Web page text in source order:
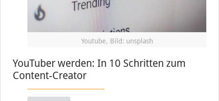
Youtube, Bild: unsplash
YouTuber werden: In 10 Schritten zum
Content-Creator